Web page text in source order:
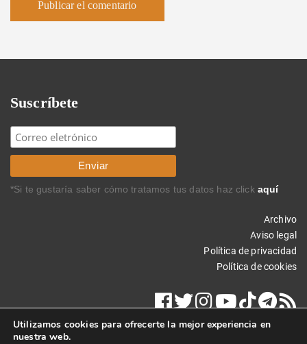
Suscríbete
*Si te gustaría saber cómo tratamos tus datos haz click aquí
Archivo
Aviso legal
Política de privacidad
Política de cookies
Utilizamos cookies para ofrecerte la mejor experiencia en
nuestra web.